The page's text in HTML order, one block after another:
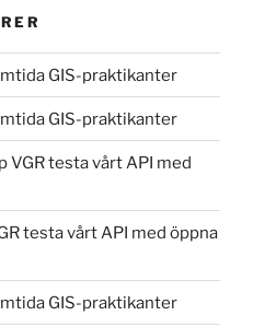
GIS-praktikanter
GIS-praktikanter
VGR testa vårt API med
testa vårt API med öppna
GIS-praktikanter